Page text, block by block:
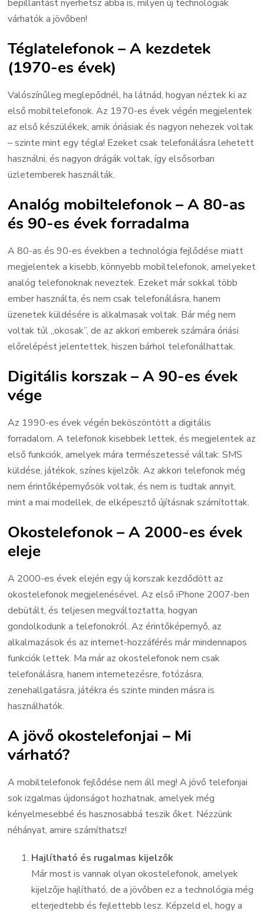
bepillantást nyerhetsz abba is, milyen új technológiák
várhatók a jövőben!
Téglatelefonok – A kezdetek
(1970-es évek)
Valószínűleg meglepődnél, ha látnád, hogyan néztek ki az
első mobiltelefonok. Az 1970-es évek végén megjelentek
az első készülékek, amik óriásiak és nagyon nehezek voltak
– szinte mint egy tégla! Ezeket csak telefonálásra lehetett
használni, és nagyon drágák voltak, így elsősorban
üzletemberek használták.
Analóg mobiltelefonok – A 80-as
és 90-es évek forradalma
A 80-as és 90-es években a technológia fejlődése miatt
megjelentek a kisebb, könnyebb mobiltelefonok, amelyeket
analóg telefonoknak neveztek. Ezeket már sokkal több
ember használta, és nem csak telefonálásra, hanem
üzenetek küldésére is alkalmasak voltak. Bár még nem
voltak túl „okosak”, de az akkori emberek számára óriási
előrelépést jelentettek, hiszen bárhol telefonálhattak.
Digitális korszak – A 90-es évek
vége
Az 1990-es évek végén beköszöntött a digitális
forradalom. A telefonok kisebbek lettek, és megjelentek az
első funkciók, amelyek mára természetessé váltak: SMS
küldése, játékok, színes kijelzők. Az akkori telefonok még
nem érintőképernyősök voltak, és nem is tudtak annyit,
mint a mai modellek, de elképesztő újításnak számítottak.
Okostelefonok – A 2000-es évek
eleje
A 2000-es évek elején egy új korszak kezdődött az
okostelefonok megjelenésével. Az első iPhone 2007-ben
debütált, és teljesen megváltoztatta, hogyan
gondolkodunk a telefonokról. Az érintőképernyő, az
alkalmazások és az internet-hozzáférés már mindennapos
funkciók lettek. Ma már az okostelefonok nem csak
telefonálásra, hanem internetezésre, fotózásra,
zenehallgatásra, játékra és szinte minden másra is
használhatók.
A jövő okostelefonjai – Mi
várható?
A mobiltelefonok fejlődése nem áll meg! A jövő telefonjai
sok izgalmas újdonságot hozhatnak, amelyek még
kényelmesebbé és hasznosabbá teszik őket. Nézzünk
néhányat, amire számíthatsz!
Hajlítható és rugalmas kijelzők
Már most is vannak olyan okostelefonok, amelyek
kijelzője hajlítható, de a jövőben ez a technológia még
elterjedtebb és fejlettebb lesz. Képzeld el, hogy a